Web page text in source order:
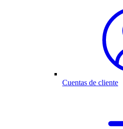
Cuentas de cliente